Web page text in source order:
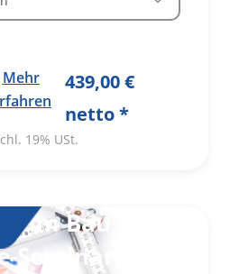
Mehr
439,00€
netto *
19% USt.
am Bau